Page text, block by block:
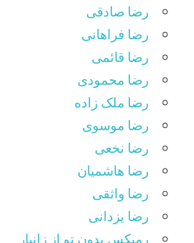
رضا صادقی
رضا فراهانی
رضا قائمی
رضا محمودی
رضا ملک زاده
رضا موسوی
رضا نخعی
رضا هاشمیان
رضا واثقی
رضا یزدانی